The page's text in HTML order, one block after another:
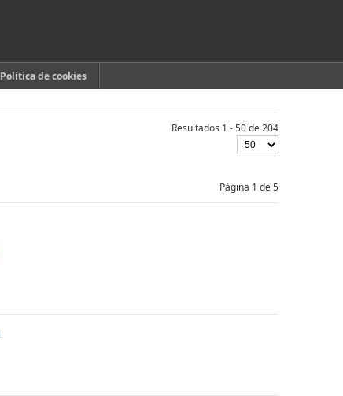
Política de cookies
Resultados 1 - 50 de 204
Página 1 de 5